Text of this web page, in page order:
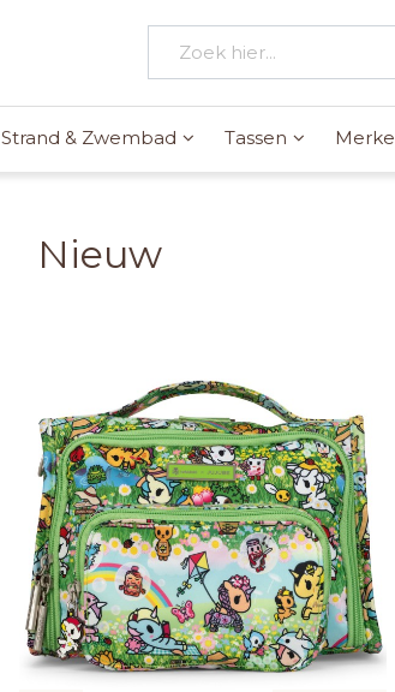
Strand & Zwembad Tassen
Nieuw